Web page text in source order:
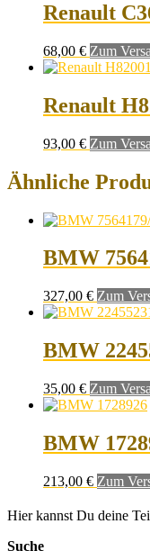
Renault
68,00 € Zum
Renault
93,00 € Zum
Ähnliche
BMW
327,00 € Zum
BMW
35,00 € Zum
BMW
213,00 € Zum
Hier kannst Du deine
Suche